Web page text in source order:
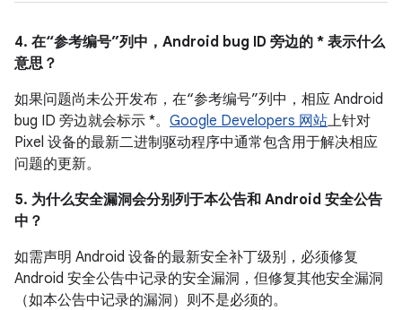
4. 在“参考编号”列中，Android bug ID 旁边的 * 表示什么
意思？
如果问题尚未公开发布，在“参考编号”列中，相应 Android
bug ID 旁边就会标示 *。 Google Developers 网站上针对
Pixel 设备的最新二进制驱动程序中通常包含用于解决相应
问题的更新。
5. 为什么安全漏洞会分别列于本公告和 Android 安全公告
中？
如需声明 Android 设备的最新安全补丁级别，必须修复
Android 安全公告中记录的安全漏洞，但修复其他安全漏洞
（如本公告中记录的漏洞）则不是必须的。